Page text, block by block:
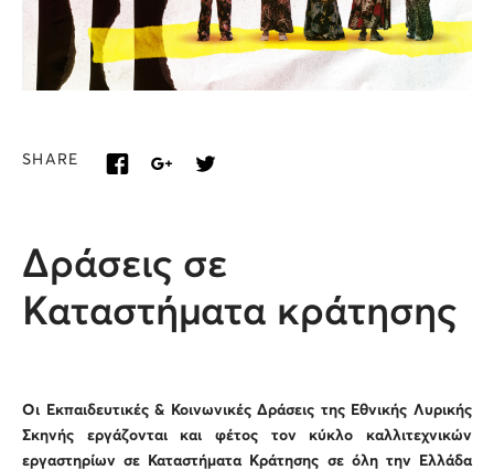
SHARE
Δράσεις σε
Καταστήματα κράτησης
Οι Εκπαιδευτικές & Κοινωνικές Δράσεις της Εθνικής Λυρικής
Σκηνής εργάζονται και φέτος τον κύκλο καλλιτεχνικών
εργαστηρίων σε Καταστήματα Κράτησης σε όλη την Ελλάδα